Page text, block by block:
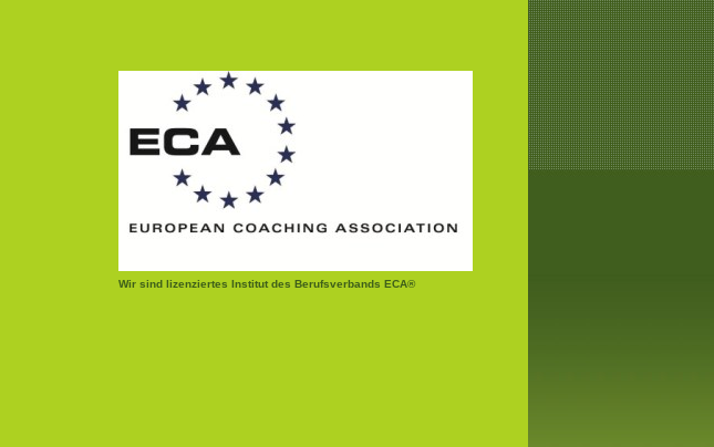
Wir sind lizenziertes Institut des Berufsverbands ECA®